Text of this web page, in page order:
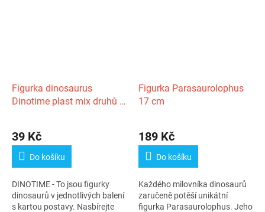
Figurka dinosaurus
Dinotime plast mix druhů v
39 Kč
Do košíku
DINOTIME - To jsou figurky
dinosaurů v jednotlivých balení
s kartou postavy. Nasbírejte
Figurka Parasaurolophus
17 cm
189 Kč
Do košíku
Každého milovníka dinosaurů
zaručeně potěší unikátní
figurka Parasaurolophus. Jeho